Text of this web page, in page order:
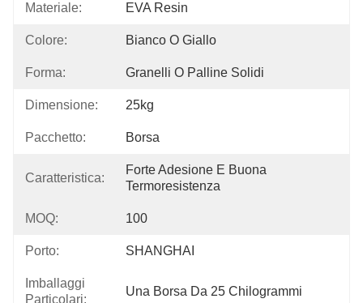
Materiale: EVA Resin
Colore: Bianco O Giallo
Forma: Granelli O Palline Solidi
Dimensione: 25kg
Pacchetto: Borsa
Caratteristica:
Forte Adesione E Buona
Termoresistenza
MOQ: 100
Porto: SHANGHAI
Imballaggi
Particolari:
Una Borsa Da 25 Chilogrammi